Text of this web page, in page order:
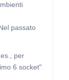
passato
per
6 socket"